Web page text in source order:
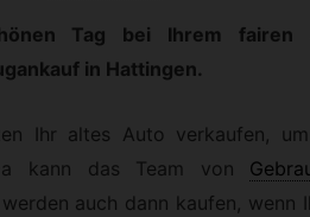
Tag bei Ihrem
in Hattingen.
Ihr altes Auto verkaufen,
kann das Team von
auch dann kaufen, wenn